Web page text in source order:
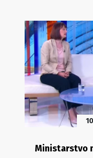
Ministarstvo